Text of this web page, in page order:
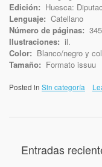
Edición: Huesca:
Lenguaje: Catellano
Número de páginas: 345
Ilustraciones: il.
Color: Blanco/negro y
Tamaño: Formato issuu
Posted in Sin categoría
Entradas